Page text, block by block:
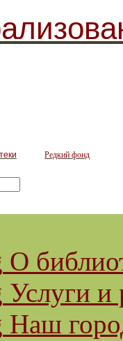
Редкий фонд
О
Услуги и
Наш